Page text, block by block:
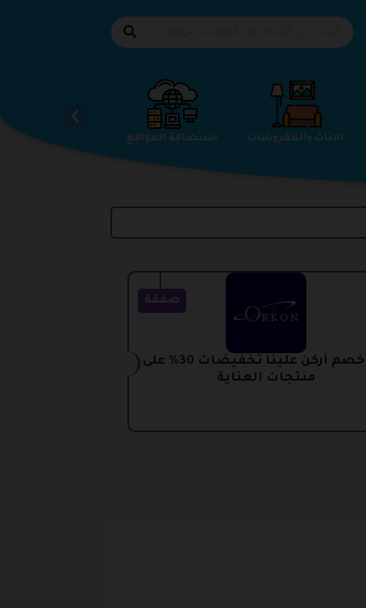
استضافة المواقع الاثاث والمفروشات الاحذية
صفقة
كود خصم أركن علينا تخفيضات 30% على
منتجات العناية